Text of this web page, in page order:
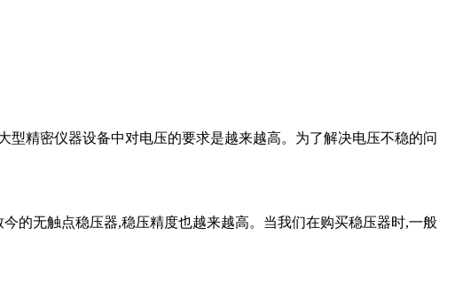
精密仪器设备中对电压的要求是越来越高。为了解决电压不稳的问
无触点稳压器,稳压精度也越来越高。当我们在购买稳压器时,一般